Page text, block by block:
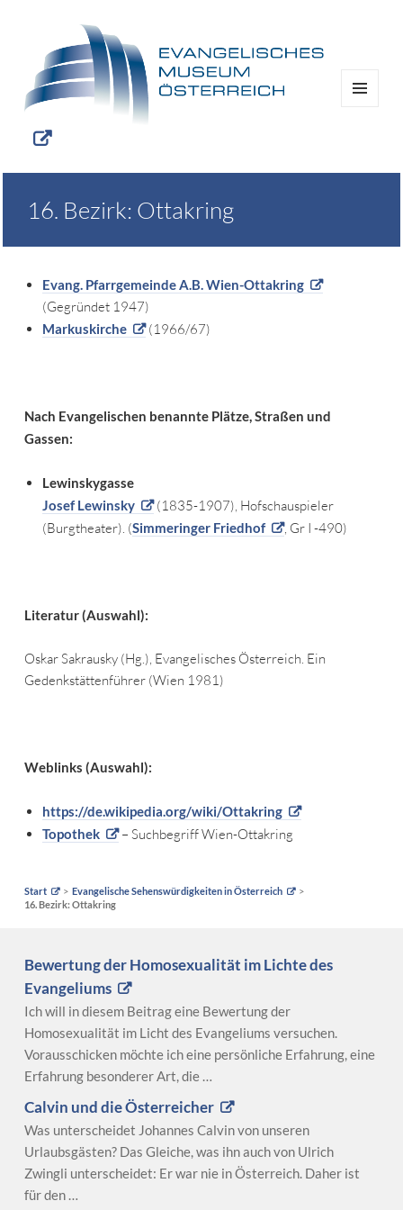
16. Bezirk: Ottakring
Evang. Pfarrgemeinde A.B. Wien-Ottakring
(Gegründet 1947)
Markuskirche (1966/67)
Nach Evangelischen benannte Plätze, Straßen und
Gassen:
Lewinskygasse
Josef Lewinsky
(1835-1907), Hofschauspieler
(Burgtheater). (Simmeringer Friedhof , Gr I -490)
Literatur (Auswahl):
Oskar Sakrausky (Hg.), Evangelisches Österreich. Ein
Gedenkstättenführer (Wien 1981)
Weblinks (Auswahl):
https://de.wikipedia.org/wiki/Ottakring
Topothek
– Suchbegriff Wien-Ottakring
Start
Evangelische Sehenswürdigkeiten in Österreich
16. Bezirk: Ottakring
Bewertung der Homosexualität im Lichte des
Evangeliums
Ich will in diesem Beitrag eine Bewertung der
Homosexualität im Licht des Evangeliums versuchen.
Vorausschicken möchte ich eine persönliche Erfahrung, eine
Erfahrung besonderer Art, die …
Calvin und die Österreicher
Was unterscheidet Johannes Calvin von unseren
Urlaubsgästen? Das Gleiche, was ihn auch von Ulrich
Zwingli unterscheidet: Er war nie in Österreich. Daher ist
für den …